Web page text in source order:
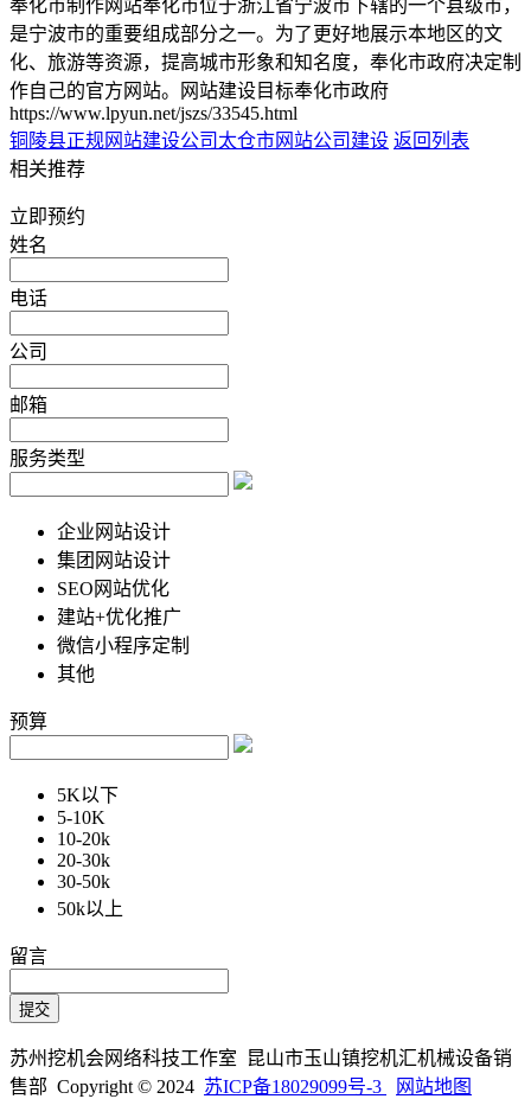
奉化市制作网站奉化市位于浙江省宁波市下辖的一个县级市，
是宁波市的重要组成部分之一。为了更好地展示本地区的文
化、旅游等资源，提高城市形象和知名度，奉化市政府决定制
作自己的官方网站。网站建设目标奉化市政府
https://www.lpyun.net/jszs/33545.html
铜陵县正规网站建设公司 太仓市网站公司建设 返回列表
相关推荐
立即预约
姓名
电话
公司
邮箱
服务类型
企业网站设计
集团网站设计
SEO网站优化
建站+优化推广
微信小程序定制
其他
预算
5K以下
5-10K
10-20k
20-30k
30-50k
50k以上
留言
苏州挖机会网络科技工作室 昆山市玉山镇挖机汇机械设备销
售部 Copyright © 2024 苏ICP备18029099号-3 网站地图